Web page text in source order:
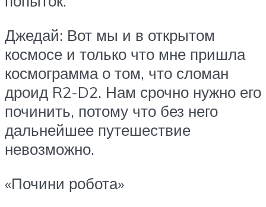
Джедай: Вот мы и в открытом
космосе и только что мне пришла
космограмма о том, что сломан
дроид R2-D2. Нам срочно нужно его
починить, потому что без него
дальнейшее путешествие
невозможно.
«Почини робота»